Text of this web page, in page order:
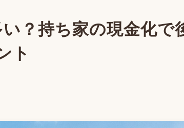
？持ち家の現金化で
ト